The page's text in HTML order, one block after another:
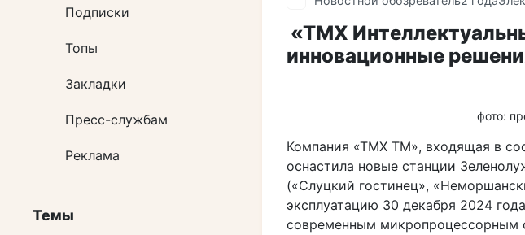
«ТМХ
инновационные
фото:
Компания «ТМХ ТМ», входящая в
оснастила новые станции
(«Слуцкий гостинец»,
эксплуатацию 30 декабря 2024
современным микропроцессорным
Подписки
Топы
Закладки
Пресс-службам
Реклама
Темы